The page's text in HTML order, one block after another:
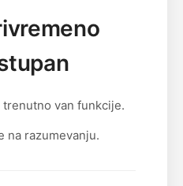
van funkcije.
na razumevanju.